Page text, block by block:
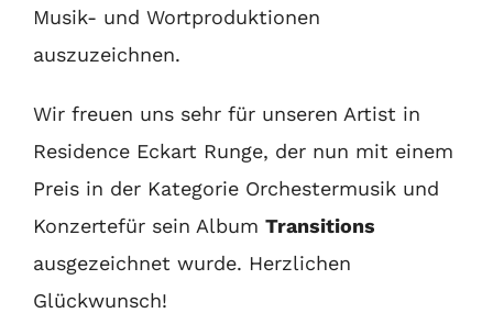
Musik- und Wortproduktionen
auszuzeichnen.
Wir freuen uns sehr für unseren Artist in
Residence Eckart Runge, der nun mit einem
Preis in der Kategorie Orchestermusik und
Konzertefür sein Album Transitions
ausgezeichnet wurde. Herzlichen
Glückwunsch!